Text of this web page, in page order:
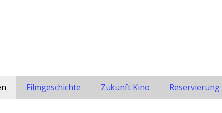
Filmgeschichte Zukunft Kino Reservierung